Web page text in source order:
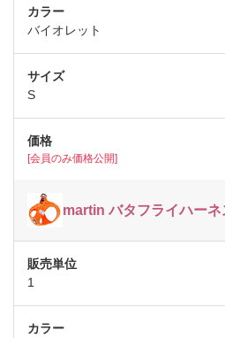
バイオレット
S
[会員のみ価格公開]
martin バタフライハーネ
1